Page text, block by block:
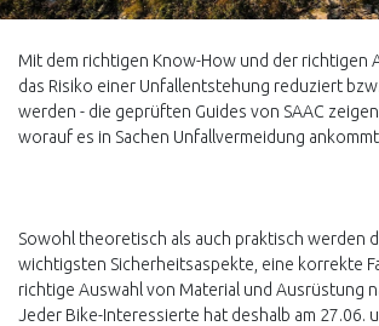
Mit dem richtigen Know-How und der richtigen
das Risiko einer Unfallentstehung reduziert
werden - die geprüften Guides von SAAC zeigen
worauf es in Sachen Unfallvermeidung
Sowohl theoretisch als auch praktisch werden
wichtigsten Sicherheitsaspekte, eine korrekte
richtige Auswahl von Material und Ausrüstung
Jeder Bike-Interessierte hat deshalb am 27.06.